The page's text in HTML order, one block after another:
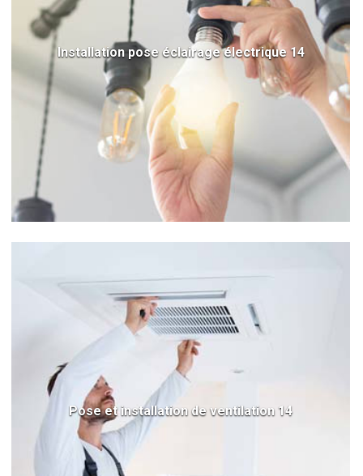
Installation pose éclairage électrique 14
Pose et installation de ventilation 14